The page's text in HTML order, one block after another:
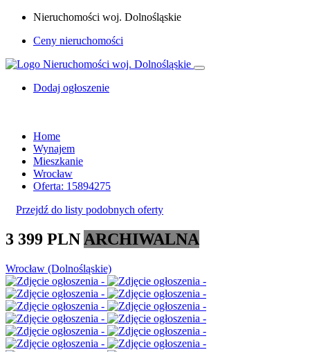
Nieruchomości woj. Dolnośląskie
Ceny nieruchomości
Dodaj ogłoszenie
Home
Wynajem
Mieszkanie
Wrocław
Oferta: 15894275
Przejdź do listy podobnych oferty
3 399 PLN ARCHIWALNA
Wrocław (Dolnośląskie)